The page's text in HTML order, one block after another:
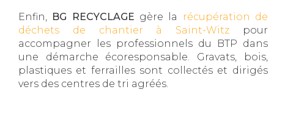
Enfin, BG RECYCLAGE gère la
récupération de
déchets de chantier à Saint-Witz pour
accompagner les professionnels du BTP dans
une démarche écoresponsable. Gravats, bois,
plastiques et ferrailles sont collectés et dirigés
vers des centres de tri agréés.